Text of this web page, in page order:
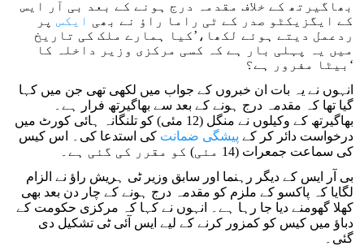
بھاگیرتھ کے خلاف مقدمہ درج ہونے کے بعد بی آر ایس
کے ایگزیکٹو صدر کے ٹی راما راؤ نے بھی ایکس پر
ردعمل دیتے ہوئے لکھا،’کیا ہمارے ملک کی تاریخ
میں یہ پہلی بار ہے کہ کسی مرکزی وزیر داخلہ کا
بیٹا مفرور ہے؟‘
انہوں نے یہ بات ان خبروں کے جواب میں لکھی تھی جن میں کہا
گیا تھا کہ مقدمہ درج ہونے کے بعد سے بھاگیرتھ فرار ہے۔
بھاگیرتھ کے وکیلوں نے منگل (12 مئی) کو تلنگانہ ہائی کورٹ میں
درخواست دائر کر کے پیشگی ضمانت کی استدعا کی۔ اس کیس
کی سماعت جمعرات (14 مئی) کو مقرر کی گئی ہے۔
بی آر ایس کے دیگر رہنما اور سابق وزیر ٹی ہریش راؤ نے الزام
لگایا کہ پاکسو کے ملزم کو مقدمہ درج ہونے کے چار دن بعد بھی
کھلا گھومنے دیا جا رہا ہے۔ انہوں نے کہا کہ مرکزی حکومت کے
دباؤ میں کیس کو کمزور کرنے کے لیے ایس آئی ٹی تشکیل دی
گئی۔